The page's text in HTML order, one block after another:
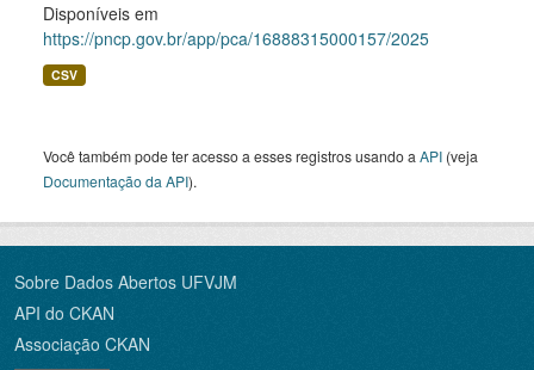
Disponíveis em
https://pncp.gov.br/app/pca/16888315000157/2025
CSV
Você também pode ter acesso a esses registros usando a API (veja
Documentação da API).
Sobre Dados Abertos UFVJM
API do CKAN
Associação CKAN